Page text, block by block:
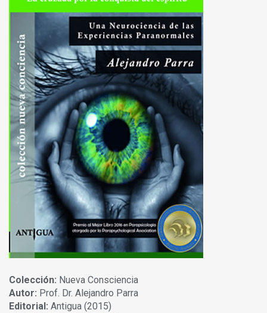
Colección: Nueva Consciencia
Autor: Prof. Dr. Alejandro Parra
Editorial: Antigua (2015)